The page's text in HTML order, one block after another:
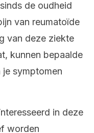
de oudheid
van reumatoïde
van deze ziekte
kunnen bepaalde
symptomen
in deze
worden